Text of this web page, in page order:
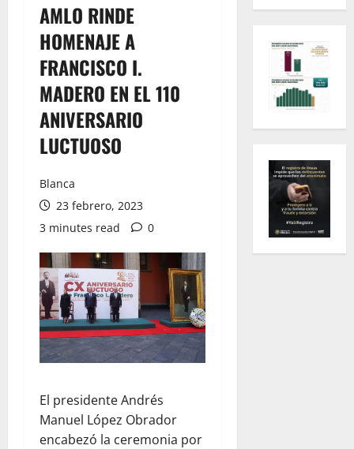
AMLO RINDE
HOMENAJE A
FRANCISCO I.
MADERO EN EL 110
ANIVERSARIO
LUCTUOSO
Blanca
23 febrero, 2023
3 minutes read
0
El presidente Andrés
Manuel López Obrador
encabezó la ceremonia por